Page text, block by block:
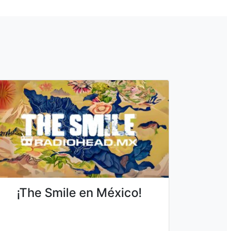
¡The Smile en México!